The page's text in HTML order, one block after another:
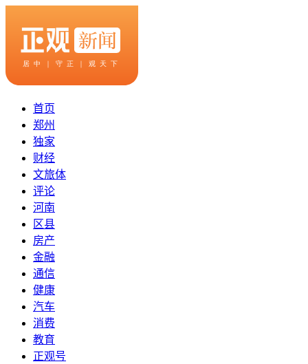
首页
郑州
独家
财经
文旅体
评论
河南
区县
房产
金融
通信
健康
汽车
消费
教育
正观号